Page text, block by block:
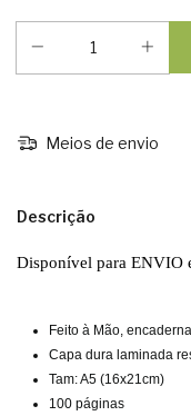
Meios de envio
Descrição
Disponível para ENVIO
Feito à Mão,
Capa dura laminada
Tam: A5 (16x21cm)
100 páginas